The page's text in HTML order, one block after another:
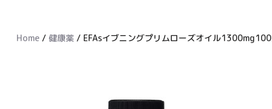
スHome / 健康薬 / EFAsイブニングプリムローズオイル